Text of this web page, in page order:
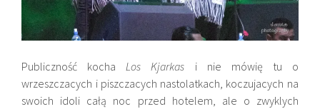
Publiczność kocha Los Kjarkas i nie mówię tu o
wrzeszczacych i piszczacych nastolatkach, koczujacych na
swoich idoli całą noc przed hotelem, ale o zwyklych